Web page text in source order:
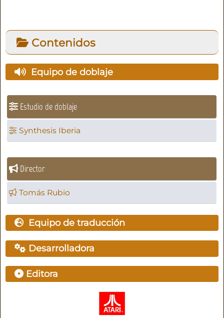
Contenidos
Equipo de doblaje
Estudio de doblaje
Synthesis Iberia
Director
Tomás Rubio
Equipo de traducción
Desarrolladora
Editora